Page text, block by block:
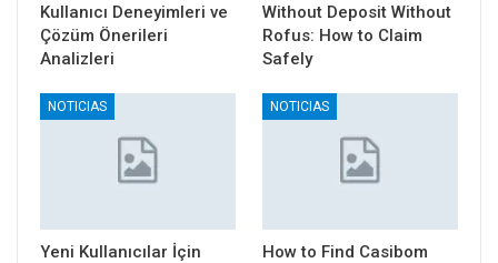
Kullanıcı Deneyimleri ve
Çözüm Önerileri
Analizleri
Without Deposit Without
Rofus: How to Claim
Safely
NOTICIAS
Yeni Kullanıcılar İçin
NOTICIAS
How to Find Casibom